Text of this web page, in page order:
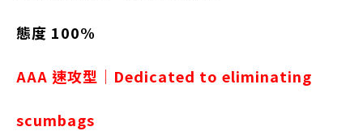
態度 100%
AAA 速攻型｜Dedicated to eliminating
scumbags